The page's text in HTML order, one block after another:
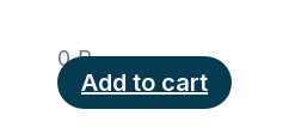
0₽
Add to cart